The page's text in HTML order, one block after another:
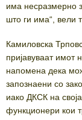
има несразмерно
што ги има“, вели
Камиловска
пријавуваат имот
напомена дека
запознаени со
иако ДКСК на
функционери кои